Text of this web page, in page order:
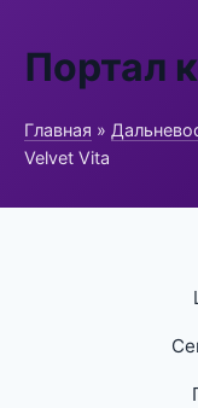
Портал
Главная »
Velvet Vita